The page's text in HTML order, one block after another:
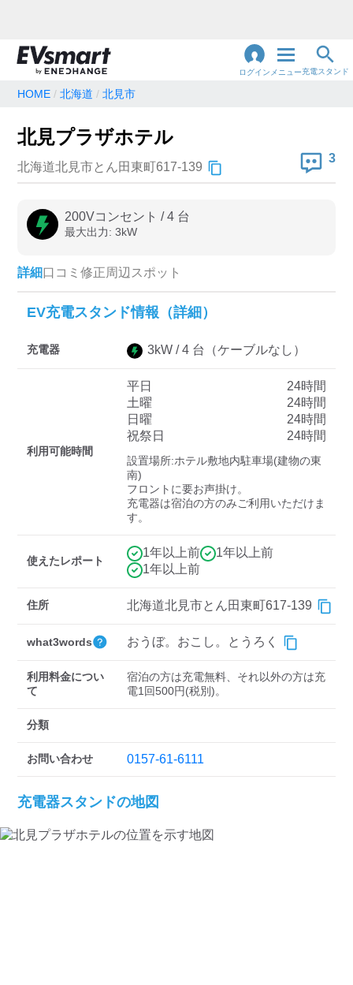
ログイン メニュー充電スタンド
地名・観光スポット・住所 で検索
充電器の種類
急速充電器のみ表示
高速道路上のみ表示
認証システム
EV充電エネチェンジ e-Mobility Power
三菱ディーラーを表示
日産ディーラーを表示
トヨタディーラーを表
すべて 中速-20kW-以上 急速-44kW-以上
車種
HOME 北海道 北見市
北見プラザホテル
北海道北見市とん田東町617-139
3
200Vコンセント /4 台
最大出力: 3kW
詳細口コミ 修正周辺スポット
EV充電スタンド情報（詳細）
充電器 3kW /4 台 （ケーブルなし）
利用可能時間
平日
24時間
土曜
24時間
日曜
24時間
祝祭日
24時間
設置場所:ホテル敷地内駐車場(建物の東
南)
フロントに要お声掛け。
充電器は宿泊の方のみご利用いただけま
す。
使えたレポート
1年以上前
1年以上前
1年以上前
住所 北海道北見市とん田東町617-139
what3words おうぼ。おこし。とうろく
利用料金につい
て
宿泊の方は充電無料、それ以外の方は充
電1回500円(税別)。
分類
お問い合わせ 0157-61-6111
充電器スタンドの地図